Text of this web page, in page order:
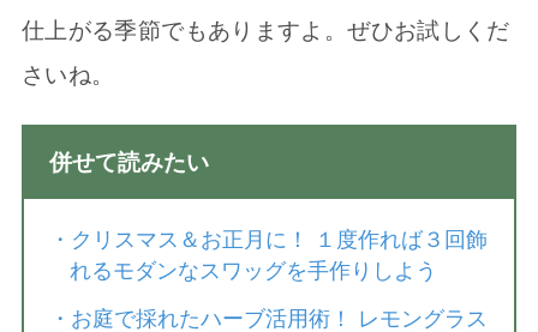
仕上がる季節でもありますよ。ぜひお試しくだ
さいね。
併せて読みたい
・ クリスマス＆お正月に！ １度作れば３回飾
れるモダンなスワッグを手作りしよう
・ お庭で採れたハーブ活用術！ レモングラス